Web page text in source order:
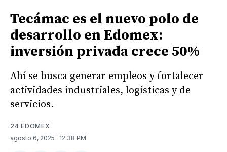
Tecámac es el nuevo polo de
desarrollo en Edomex:
inversión privada crece 50%
Ahí se busca generar empleos y fortalecer
actividades industriales, logísticas y de
servicios.
24 EDOMEX
agosto 6, 2025 . 12:38 PM